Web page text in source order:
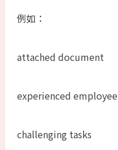
例如：
attached document
experienced employee
challenging tasks